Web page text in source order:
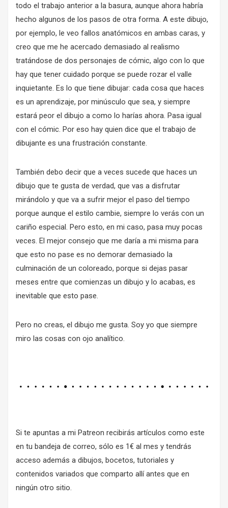
todo el trabajo anterior a la basura, aunque ahora habría
hecho algunos de los pasos de otra forma. A este dibujo,
por ejemplo, le veo fallos anatómicos en ambas caras, y
creo que me he acercado demasiado al realismo
tratándose de dos personajes de cómic, algo con lo que
hay que tener cuidado porque se puede rozar el valle
inquietante . Es lo que tiene dibujar: cada cosa que haces
es un aprendizaje, por minúsculo que sea, y siempre
estará peor el dibujo a como lo harías ahora. Pasa igual
con el cómic. Por eso hay quien dice que el trabajo de
dibujante es una frustración constante.
También debo decir que a veces sucede que haces un
dibujo que te gusta de verdad, que vas a disfrutar
mirándolo y que va a sufrir mejor el paso del tiempo
porque aunque el estilo cambie, siempre lo verás con un
cariño especial. Pero esto, en mi caso, pasa muy pocas
veces. El mejor consejo que me daría a mi misma para
que esto no pase es no demorar demasiado la
culminación de un coloreado, porque si dejas pasar
meses entre que comienzas un dibujo y lo acabas, es
inevitable que esto pase.
Pero no creas, el dibujo me gusta. Soy yo que siempre
miro las cosas con ojo analítico.
Si te apuntas a mi Patreon recibirás artículos como este
en tu bandeja de correo, sólo es 1€ al mes y tendrás
acceso además a dibujos, bocetos, tutoriales y
contenidos variados que comparto allí antes que en
ningún otro sitio.